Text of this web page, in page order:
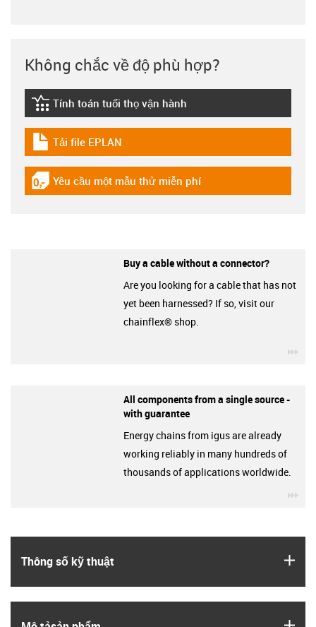
Thông số kỹ thuật
Không chắc về độ phù hợp?
igus-icon-lebensdauerrechner
Tính toán tuổi thọ vận hành
igus-icon-download-plan
Tải file EPLAN
igus-icon-gratismuster
Yêu cầu một mẫu thử miễn phí
Buy a cable without a connector?
Are you looking for a cable that has not
yet been harnessed? If so, visit our
chainflex® shop.
All components from a single source -
with guarantee
Energy chains from igus are already
working reliably in many hundreds of
thousands of applications worldwide.